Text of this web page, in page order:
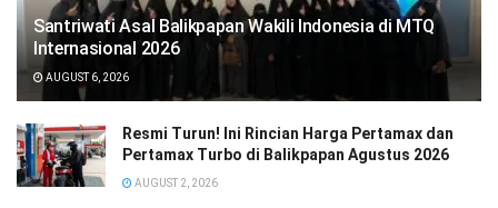
Santriwati Asal Balikpapan Wakili Indonesia di MTQ
Internasional 2026
AUGUST 6, 2026
Resmi Turun! Ini Rincian Harga Pertamax dan
Pertamax Turbo di Balikpapan Agustus 2026
AUGUST 2, 2026